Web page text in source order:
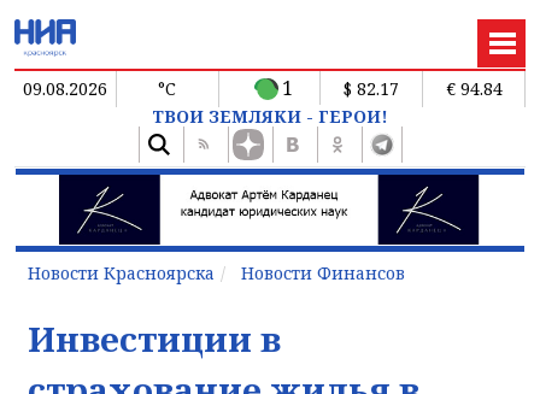
09.08.2026 °C 1 $ 82.17
€ 94.84
ТВОИ ЗЕМЛЯКИ - ГЕРОИ!
Новости Красноярска Новости Финансов
Инвестиции в